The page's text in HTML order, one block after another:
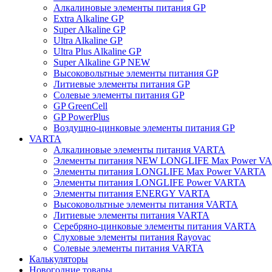
Алкалиновые элементы питания GP
Extra Alkaline GP
Super Alkaline GP
Ultra Alkaline GP
Ultra Plus Alkaline GP
Super Alkaline GP NEW
Высоковольтные элементы питания GP
Литиевые элементы питания GP
Солевые элементы питания GP
GP GreenCell
GP PowerPlus
Воздущно-цинковые элементы питания GP
VARTA
Алкалиновые элементы питания VARTA
Элементы питания NEW LONGLIFE Max Power
Элементы питания LONGLIFE Max Power VARTA
Элементы питания LONGLIFE Power VARTA
Элементы питания ENERGY VARTA
Высоковольтные элементы питания VARTA
Литиевые элементы питания VARTA
Серебряно-цинковые элементы питания VARTA
Слуховые элементы питания Rayovac
Солевые элементы питания VARTA
Калькуляторы
Новогодние товары